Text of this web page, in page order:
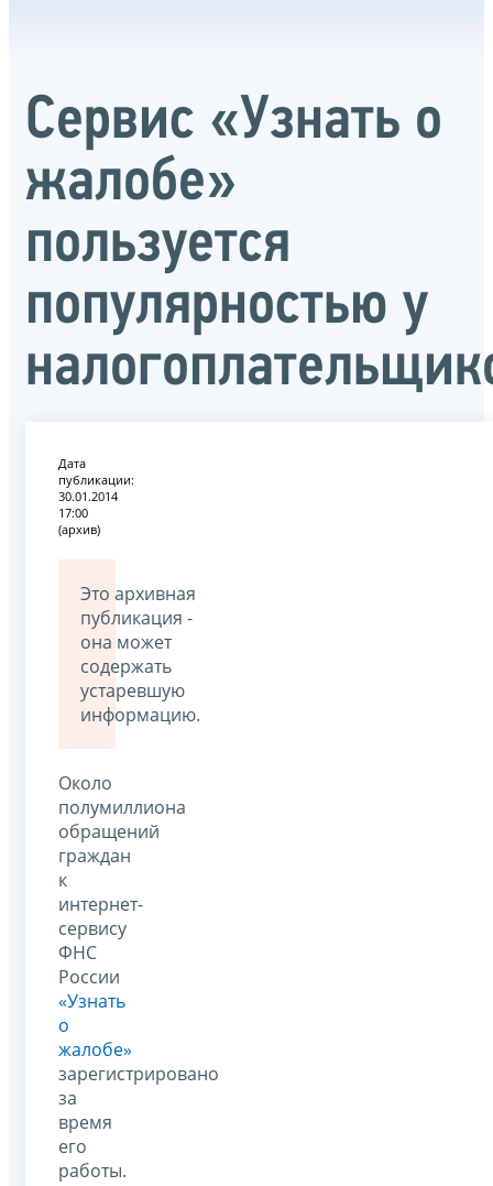
Сервис «Узнать о
жалобе»
пользуется
популярностью у
Дата
публикации:
30.01.2014
17:00
(архив)
Это архивная
публикация -
она может
содержать
устаревшую
информацию.
Около
полумиллиона
обращений
граждан
к
интернет-
сервису
ФНС
России
«Узнать
о
жалобе»
зарегистрировано
за
время
его
работы.